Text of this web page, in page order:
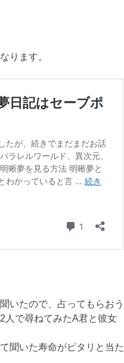
ります。
いたので、占ってもらおう
人で尋ねてみたA君と彼女
聞いた寿命がピタリと当た